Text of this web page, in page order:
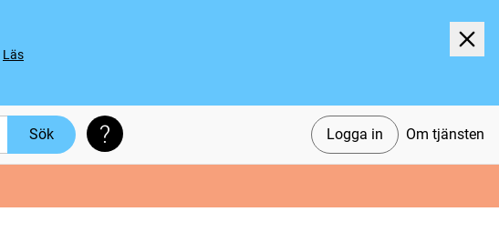
Läs
Logga in Om tjänsten
Sök Söktips